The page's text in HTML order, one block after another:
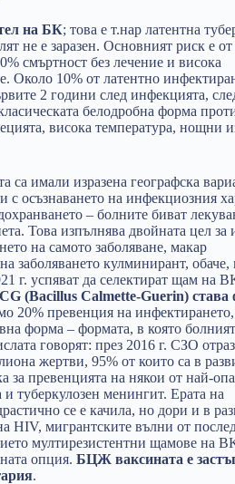
на БК; това е т.нар латентна
не е заразен. Основният риск е от
смъртност без лечение и висока
Около 10% от латентно
2 години след инфекцията,
белодробна форма
висока температура, нощни
са имали изразена географска
с осъзнаването на инфекциозния
– болните биват
Това изпълнява двойната цел за
на самото заболяване, макар
заболяването кулминирант, обаче,
г. успяват да селектират щам на
(Bacillus Calmette-Guerin) става
20% превенция на
форма – формата, в която болният
говорят: през 2016 г. СЗО
жертви, 95% от които са в
за превенцията на някои от най-
туберкулозен менингит. Ерата на
се е качила, но дори и в
HIV, мигрантските вълни от
мултирезистентни щамове на
опция. БЦЖ ваксината е
.